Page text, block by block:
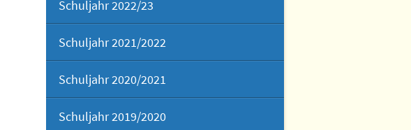
Schuljahr 2022/23
Schuljahr 2021/2022
Schuljahr 2020/2021
Schuljahr 2019/2020